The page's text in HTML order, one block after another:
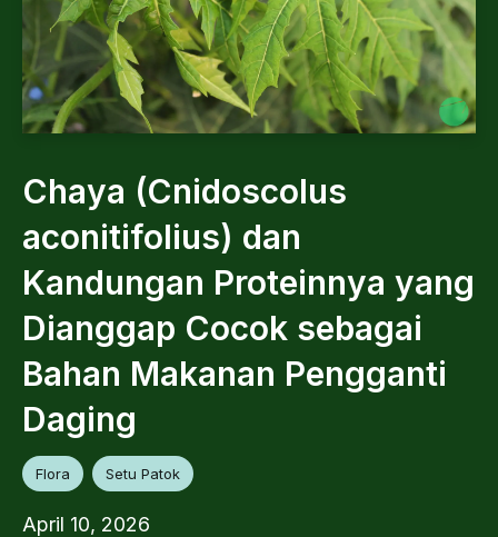
Chaya (Cnidoscolus
aconitifolius) dan
Kandungan Proteinnya yang
Dianggap Cocok sebagai
Bahan Makanan Pengganti
Daging
Flora Setu Patok
April 10, 2026